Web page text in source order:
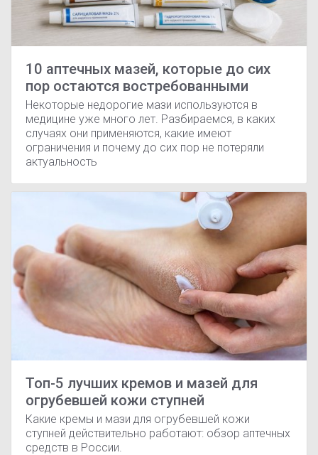
10 аптечных мазей, которые до сих
пор остаются востребованными
Некоторые недорогие мази используются в
медицине уже много лет. Разбираемся, в каких
случаях они применяются, какие имеют
ограничения и почему до сих пор не потеряли
актуальность
Топ-5 лучших кремов и мазей для
огрубевшей кожи ступней
Какие кремы и мази для огрубевшей кожи
ступней действительно работают: обзор аптечных
средств в России.